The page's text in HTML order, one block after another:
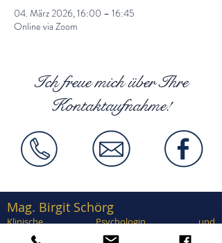
04. März 2026, 16:00 – 16:45
Online via Zoom
Ich freue mich über Ihre
Kontaktaufnahme!
Mag. Birgit Schörg
Klinische Psychologin und
Gesundheitspsychologin